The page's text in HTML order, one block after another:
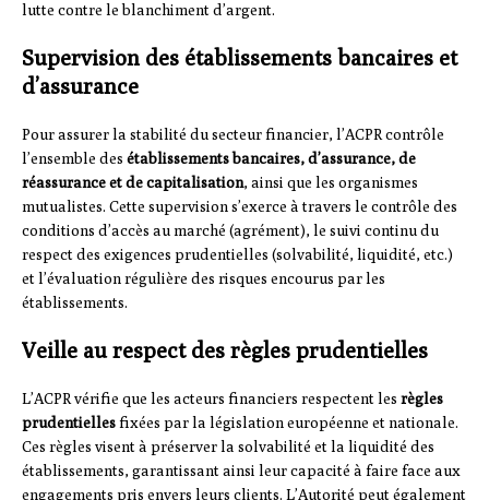
lutte contre le blanchiment d’argent.
Supervision des établissements bancaires et
d’assurance
Pour assurer la stabilité du secteur financier, l’ACPR contrôle
l’ensemble des établissements bancaires, d’assurance, de
réassurance et de capitalisation, ainsi que les organismes
mutualistes. Cette supervision s’exerce à travers le contrôle des
conditions d’accès au marché (agrément), le suivi continu du
respect des exigences prudentielles (solvabilité, liquidité, etc.)
et l’évaluation régulière des risques encourus par les
établissements.
Veille au respect des règles prudentielles
L’ACPR vérifie que les acteurs financiers respectent les règles
prudentiellesfixées par la législation européenne et nationale.
Ces règles visent à préserver la solvabilité et la liquidité des
établissements, garantissant ainsi leur capacité à faire face aux
engagements pris envers leurs clients. L’Autorité peut également